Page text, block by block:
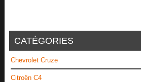
CATÉGORIES
Chevrolet Cruze
Citroën C4